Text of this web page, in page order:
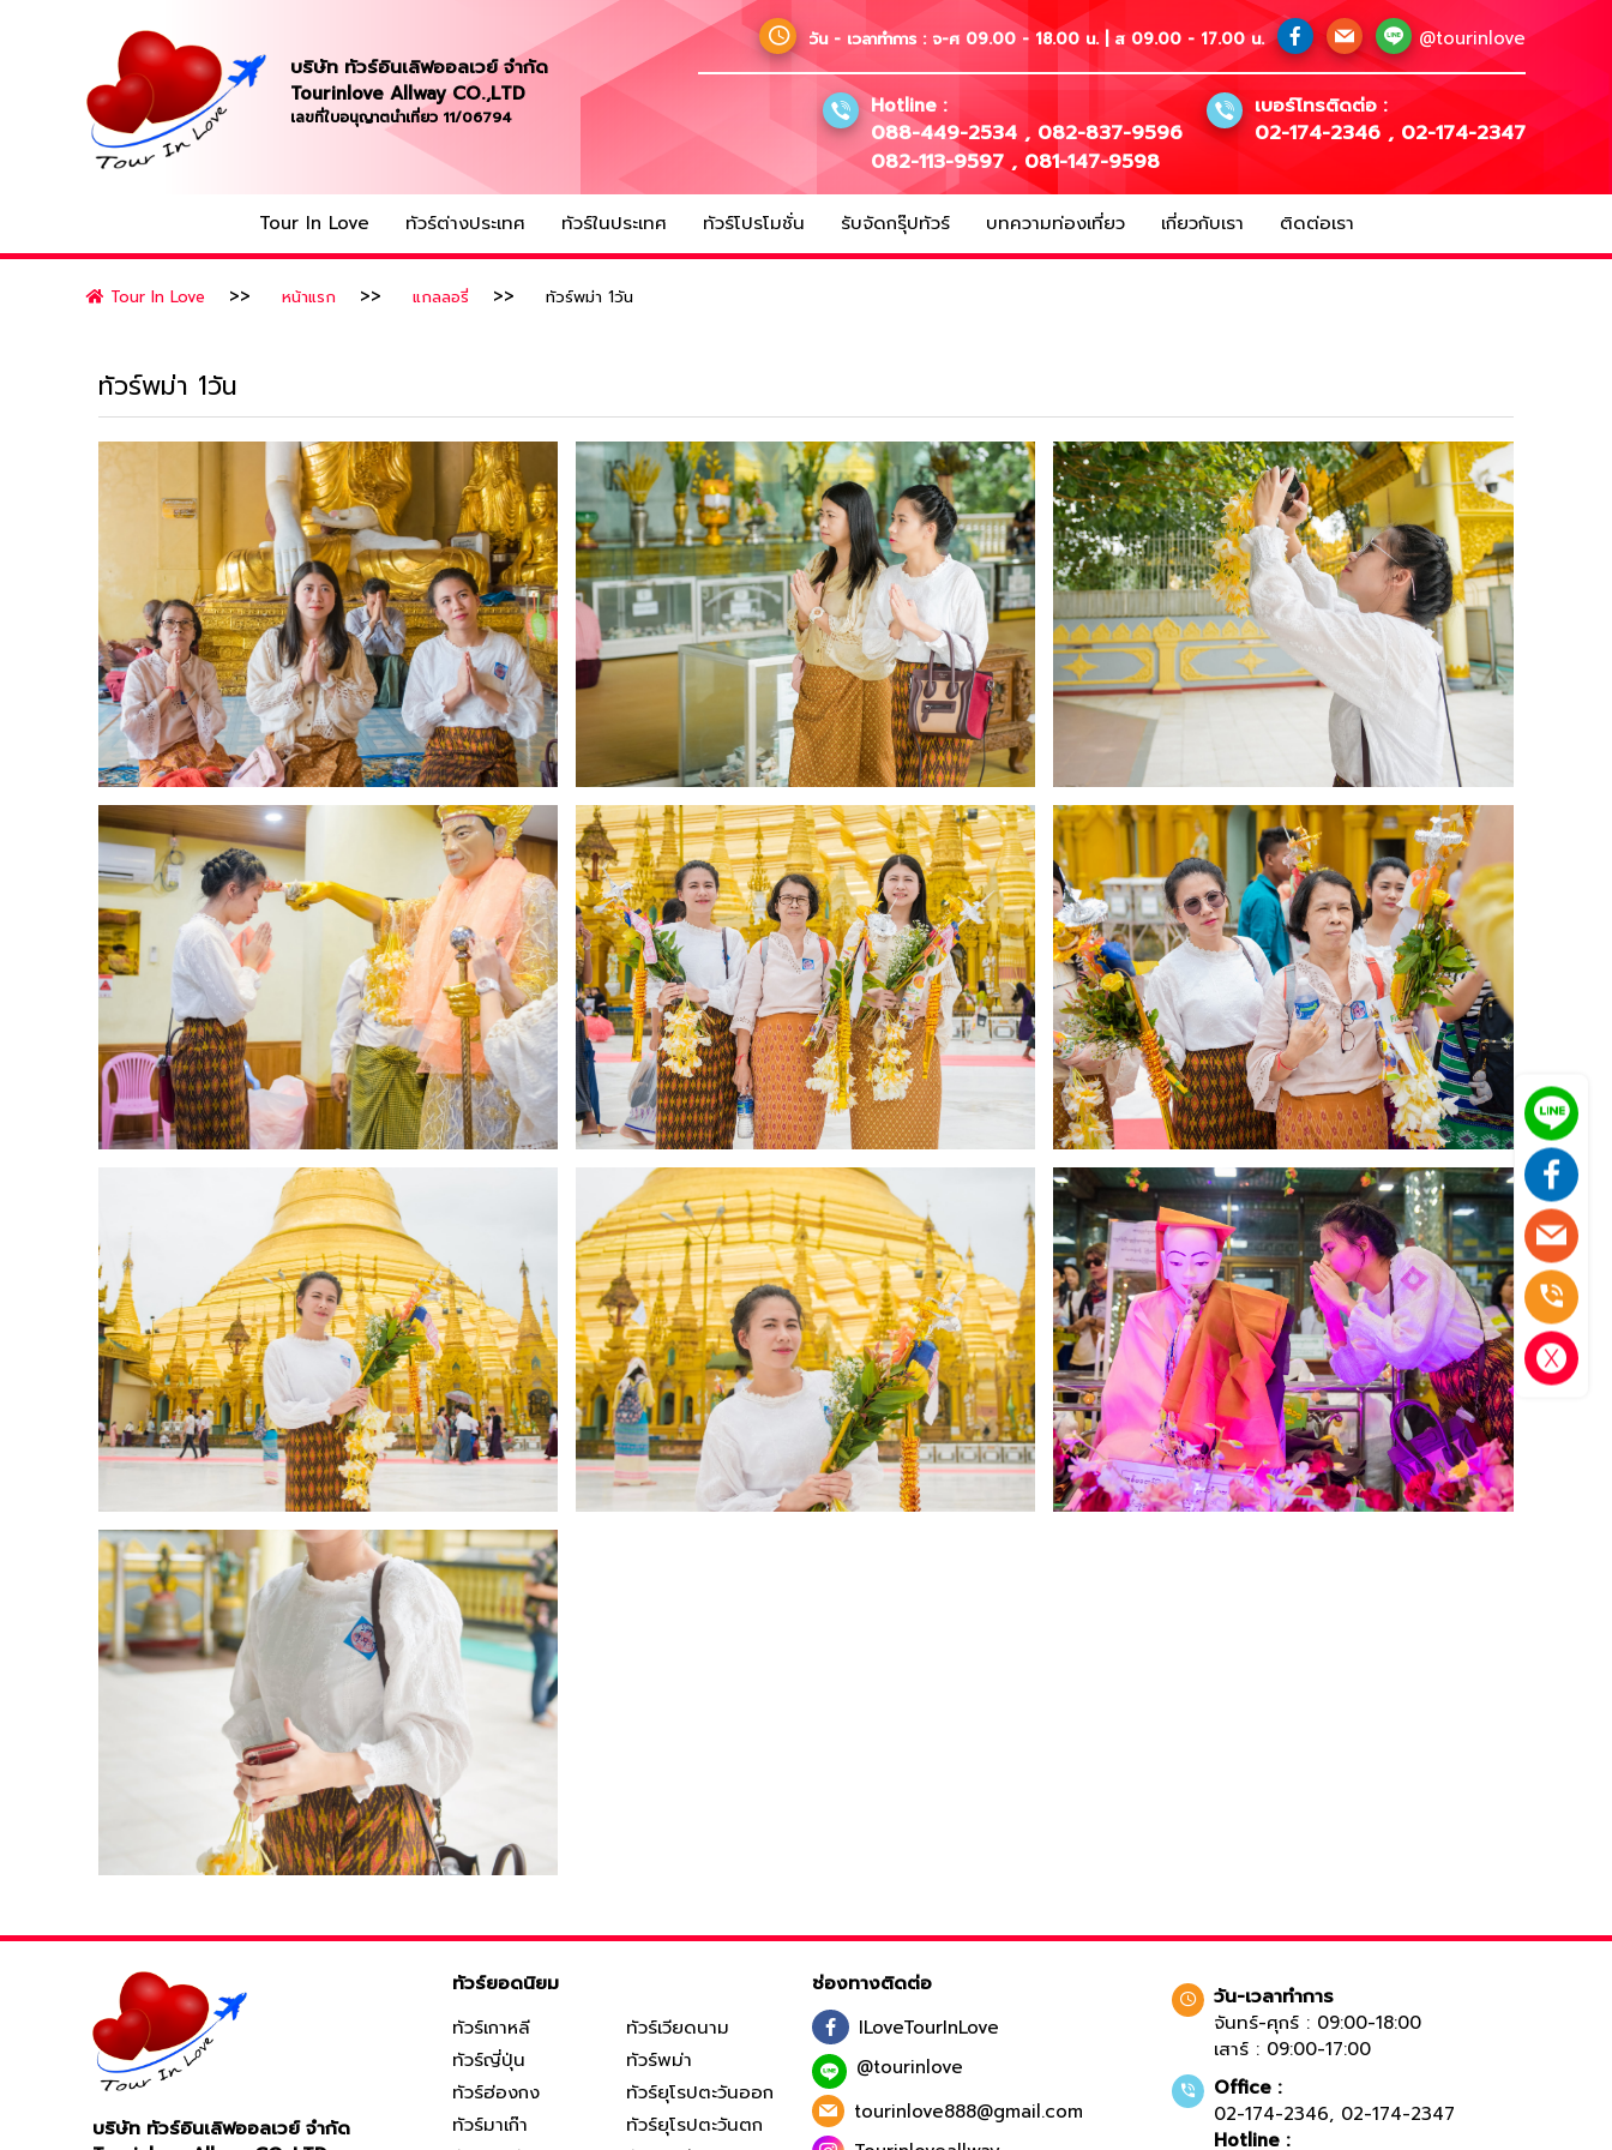
บริษัท ทัวร์อินเลิฟออลเวย์ จำกัด
Tourinlove Allway CO.,LTD
เลขที่ใบอนุญาตนำเที่ยว 11/06794
วัน - เวลาทำการ : จ-ศ 09.00 - 18.00 น. | ส 09.00 - 17.00 น. @tourinlove
Hotline :
088-449-2534 , 082-837-9596
082-113-9597, 081-147-9598
เบอร์โทรติดต่อ :
02-174-2346 , 02-174-2347
Tour In Love ทัวร์ต่างประเทศ ทัวร์ในประเทศ ทัวร์โปรโมชั่น รับจัดกรุ๊ปทัวร์ บทความท่องเที่ยว เกี่ยวกับเรา ติดต่อเรา
Tour In Love หน้าแรก แกลลอรี่ ทัวร์พม่า 1วัน
ทัวร์พม่า 1วัน
บริษัท ทัวร์อินเลิฟออลเวย์ จำกัด
ทัวร์ยอดนิยม
ทัวร์เกาหลี
ทัวร์ญี่ปุ่น
ทัวร์ฮ่องกง
ทัวร์มาเก๊า
ทัวร์เวียดนาม
ทัวร์พม่า
ทัวร์ยุโรปตะวันออก
ทัวร์ยุโรปตะวันตก
ช่องทางติดต่อ
ILoveTourInLove
@tourinlove
tourinlove888@gmail.com
วัน-เวลาทำการ
จันทร์-ศุกร์ : 09:00-18:00
เสาร์ : 09:00-17:00
Office :
02-174-2346, 02-174-2347
Hotline :